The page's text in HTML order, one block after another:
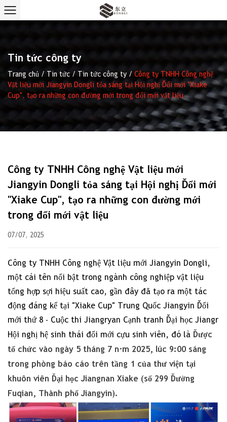
Tin tức công ty
Trang chủ / Tin tức / Tin tức công ty / Công ty TNHH Công nghệ
Vật liệu mới Jiangyin Dongli tỏa sáng tại Hội nghị Đổi mới "Xiake
Cup", tạo ra những con đường mới trong đổi mới vật liệu
Công ty TNHH Công nghệ Vật liệu mới
Jiangyin Dongli tỏa sáng tại Hội nghị Đổi mới
"Xiake Cup", tạo ra những con đường mới
trong đổi mới vật liệu
07/07, 2025
Công ty TNHH Công nghệ Vật liệu mới Jiangyin Dongli,
một cái tên nổi bật trong ngành công nghiệp vật liệu
tổng hợp sợi hiệu suất cao, gần đây đã tạo ra một tác
động đáng kể tại "Xiake Cup" Trung Quốc Jiangyin Đổi
mới thứ 8 - Cuộc thi Jiangryan Cạnh tranh Đại học Jiangr
Hội nghị hệ sinh thái đổi mới cựu sinh viên, đó là Được
tổ chức vào ngày 5 tháng 7 năm 2025, lúc 9:00 sáng
trong phòng báo cáo trên tầng 1 của thư viện tại
khuôn viên Đại học Jiangnan Xiake (số 299 Đường
Fuqian, Thành phố Jiangyin).